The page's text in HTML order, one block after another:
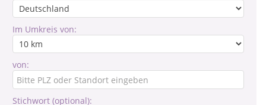
Im Umkreis von:
von:
Stichwort (optional):